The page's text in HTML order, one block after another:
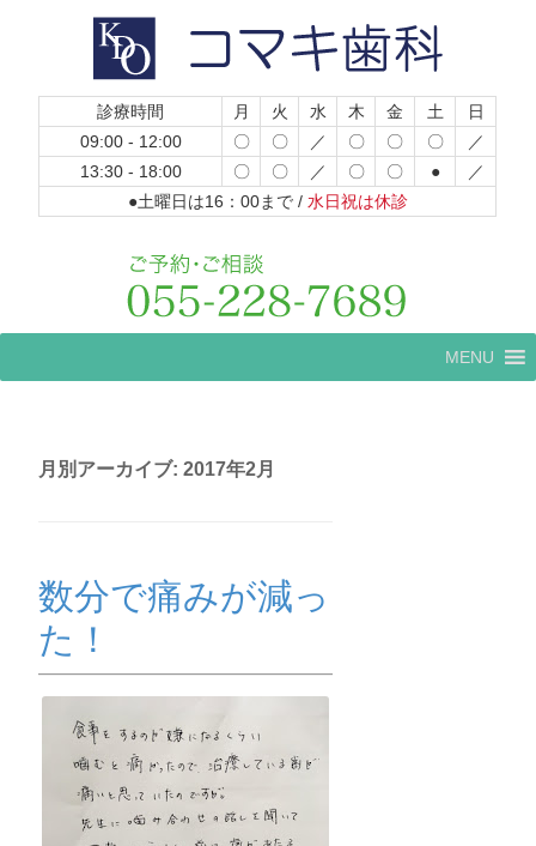
診療時間 月 火 水 木 金 土
日
09:00 - 12:00
〇 〇 ／ 〇 〇 〇
／
13:30 - 18:00
〇 〇 ／ 〇 〇 ●
／
●土曜日は16：00まで / 水日祝は休診
へ
MENU
月別アーカイブ:2017年2月
数分で痛みが減っ
た！